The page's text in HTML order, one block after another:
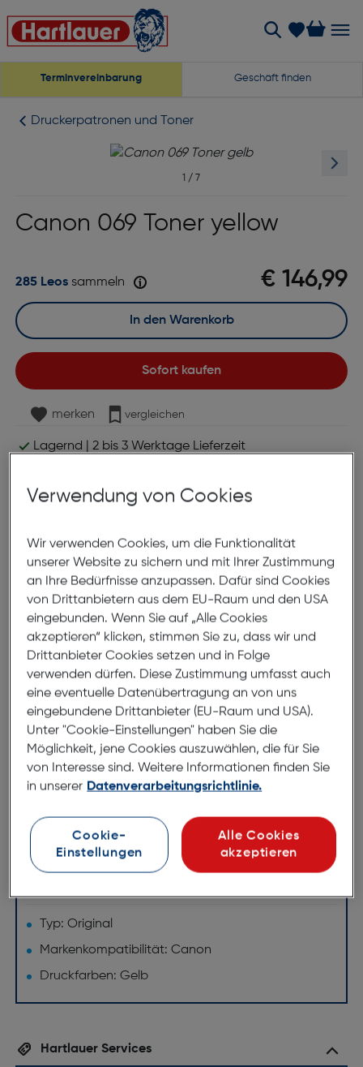
Terminvereinbarung Geschäft finden
Druckerpatronen und Toner
1 / 7
Canon 069 Toner yellow
€ 146,99
285 Leossammeln
Sofort kaufen
In den Warenkorb
merken vergleichen
Lagernd | 2 bis 3 Werktage Lieferzeit
Selbstabholung in
Verfügbarkeit prüfen
Produktbeschreibung
Canon 069 Toner yellow
ArtNr.: 550060145
Bis zu 1.900 Seiten drucken.
Mit dem original Canon Toner wird die optimale
Die Toner-Cartridge 069 yellow sorgt bei
kompatiblen Laserdruckern für eine durchgängig
hohe Druckqualität. Mit einer vollen Cartridge druckt
um alle Druckanforderungen zu erfüllen.
Technische Daten
Typ: Original
Markenkompatibilität: Canon
Druckfarben: Gelb
Hartlauer Services
Verwendung von Cookies
Wir verwenden Cookies, um die Funktionalität
unserer Website zu sichern und mit Ihrer Zustimmung
an Ihre Bedürfnisse anzupassen. Dafür sind Cookies
von Drittanbietern aus dem EU-Raum und den USA
eingebunden. Wenn Sie auf „Alle Cookies
akzeptieren“ klicken, stimmen Sie zu, dass wir und
Drittanbieter Cookies setzen und in Folge
verwenden dürfen. Diese Zustimmung umfasst auch
eine eventuelle Datenübertragung an von uns
eingebundene Drittanbieter (EU-Raum und USA).
Unter "Cookie-Einstellungen" haben Sie die
Möglichkeit, jene Cookies auszuwählen, die für Sie
von Interesse sind. Weitere Informationen finden Sie
in unserer Datenverarbeitungsrichtlinie.
Cookie-
Einstellungen
Alle Cookies
akzeptieren